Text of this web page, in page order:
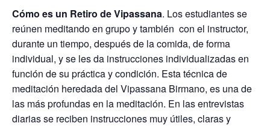
Cómo es un Retiro de Vipassana. Los estudiantes se
reúnen meditando en grupo y también con el instructor,
durante un tiempo, después de la comida, de forma
individual, y se les da instrucciones individualizadas en
función de su práctica y condición. Esta técnica de
meditación heredada del Vipassana Birmano, es una de
las más profundas en la meditación. En las entrevistas
diarias se reciben instrucciones muy útiles, claras y